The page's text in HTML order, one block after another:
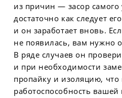
из причин — засор самого
достаточно как следует
и он заработает вновь.
не появилась, вам нужно
В ряде случаев он
и при необходимости
пропайку и изоляцию, что
работоспособность вашей